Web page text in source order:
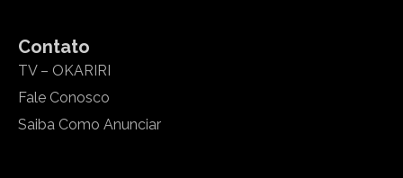
Contato
TV – OKARIRI
Fale Conosco
Saiba Como Anunciar